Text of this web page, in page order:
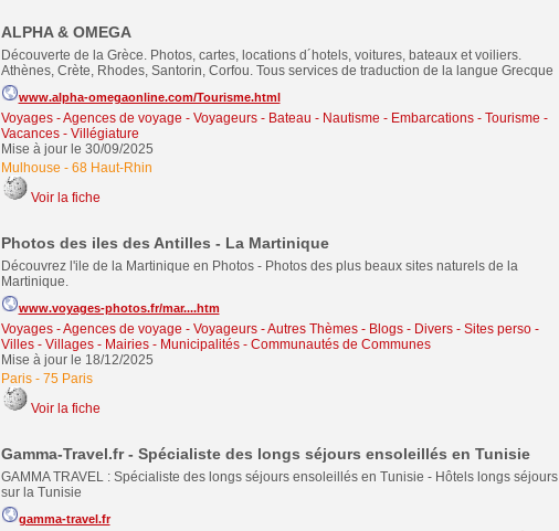
ALPHA & OMEGA
Découverte de la Grèce. Photos, cartes, locations d´hotels, voitures, bateaux et voiliers.
Athènes, Crète, Rhodes, Santorin, Corfou. Tous services de traduction de la langue Grecque
www.alpha-omegaonline.com/Tourisme.html
Voyages - Agences de voyage - Voyageurs- Bateau - Nautisme - Embarcations- Tourisme -
Vacances - Villégiature
Mise à jour le 30/09/2025
Mulhouse - 68 Haut-Rhin
Voir la fiche
Photos des iles des Antilles - La Martinique
Découvrez l'ile de la Martinique en Photos - Photos des plus beaux sites naturels de la
Martinique.
www.voyages-photos.fr/mar....htm
Voyages - Agences de voyage - Voyageurs-Autres Thèmes - Blogs - Divers - Sites perso-
Villes - Villages - Mairies - Municipalités - Communautés de Communes
Mise à jour le 18/12/2025
Paris- 75 Paris
Voir la fiche
Gamma-Travel.fr - Spécialiste des longs séjours ensoleillés en Tunisie
GAMMA TRAVEL : Spécialiste des longs séjours ensoleillés en Tunisie - Hôtels longs séjours
sur la Tunisie
gamma-travel.fr